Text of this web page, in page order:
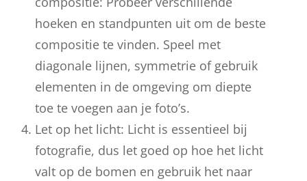
hoeken en standpunten uit om de beste
compositie te vinden. Speel met
diagonale lijnen, symmetrie of gebruik
elementen in de omgeving om diepte
toe te voegen aan je foto’s.
Let op het licht: Licht is essentieel bij
fotografie, dus let goed op hoe het licht
valt op de bomen en gebruik het naar